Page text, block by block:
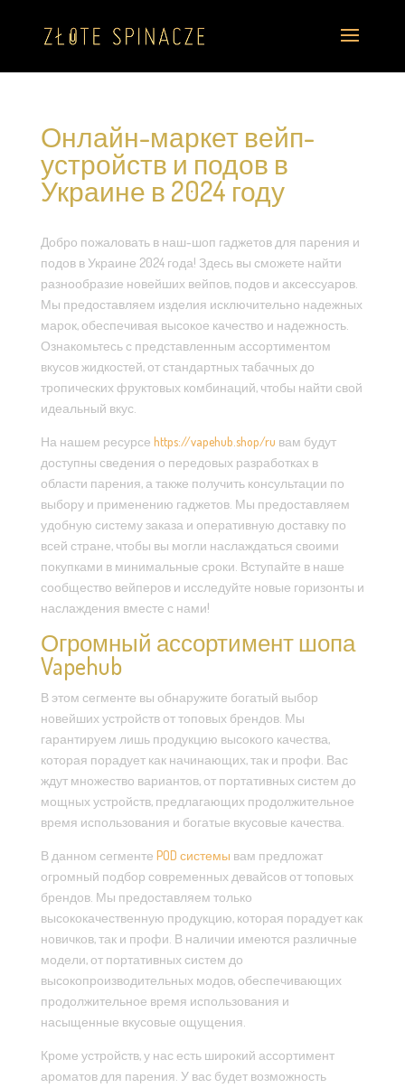
Онлайн-маркет вейп-
устройств и подов в
Украине в 2024 году
Добро пожаловать в наш-шоп гаджетов для парения и
подов в Украине 2024 года! Здесь вы сможете найти
разнообразие новейших вейпов, подов и аксессуаров.
Мы предоставляем изделия исключительно надежных
марок, обеспечивая высокое качество и надежность.
Ознакомьтесь с представленным ассортиментом
вкусов жидкостей, от стандартных табачных до
тропических фруктовых комбинаций, чтобы найти свой
идеальный вкус.
На нашем ресурсе https://vapehub.shop/ru вам будут
доступны сведения о передовых разработках в
области парения, а также получить консультации по
выбору и применению гаджетов. Мы предоставляем
удобную систему заказа и оперативную доставку по
всей стране, чтобы вы могли наслаждаться своими
покупками в минимальные сроки. Вступайте в наше
сообщество вейперов и исследуйте новые горизонты и
наслаждения вместе с нами!
Огромный ассортимент шопа
Vapehub
В этом сегменте вы обнаружите богатый выбор
новейших устройств от топовых брендов. Мы
гарантируем лишь продукцию высокого качества,
которая порадует как начинающих, так и профи. Вас
ждут множество вариантов, от портативных систем до
мощных устройств, предлагающих продолжительное
время использования и богатые вкусовые качества.
В данном сегменте POD системы вам предложат
огромный подбор современных девайсов от топовых
брендов. Мы предоставляем только
высококачественную продукцию, которая порадует как
новичков, так и профи. В наличии имеются различные
модели, от портативных систем до
высокопроизводительных модов, обеспечивающих
продолжительное время использования и
насыщенные вкусовые ощущения.
Кроме устройств, у нас есть широкий ассортимент
ароматов для парения. У вас будет возможность